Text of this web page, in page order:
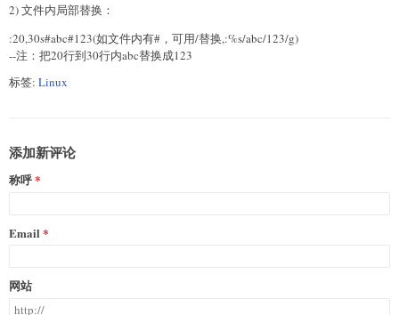
2) 文件内局部替换：
:20,30s#abc#123(如文件内有#，可用/替换,:%s/abc/123/g)
--注：把20行到30行内abc替换成123
标签: Linux
添加新评论
称呼
Email
网站